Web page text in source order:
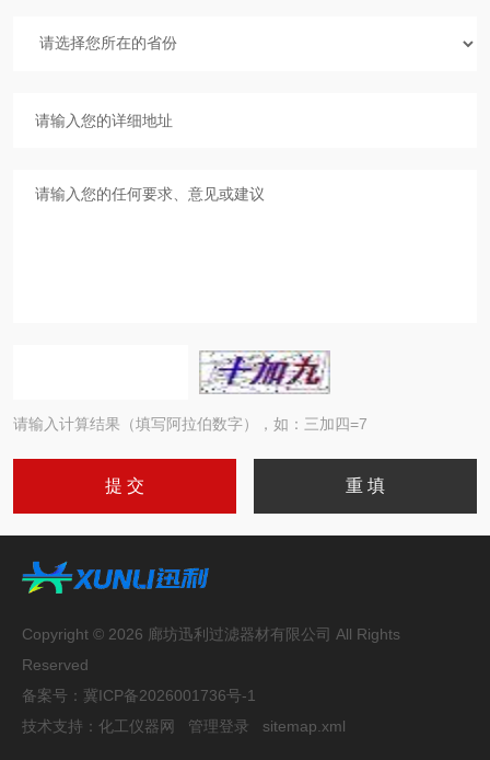
请输入计算结果（填写阿拉伯数字），如：三加四=7
Copyright © 2026 廊坊迅利过滤器材有限公司 All Rights
Reserved
备案号： 冀ICP备2026001736号-1
技术支持： 化工仪器网 管理登录 sitemap.xml